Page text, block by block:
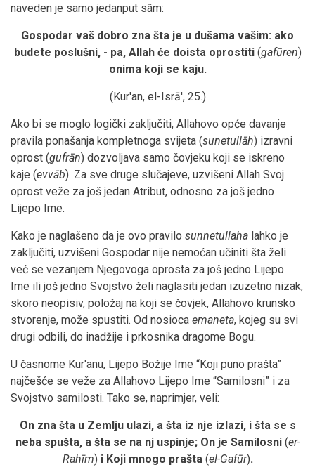
naveden je samo jedanput sâm:
Gospodar vaš dobro zna šta je u dušama vašim: ako
budete poslušni, - pa, Allah će doista oprostiti(gafūren)
onima koji se kaju.
(Kur'an, el-Isrā', 25.)
Ako bi se moglo logički zaključiti, Allahovo opće davanje
pravila ponašanja kompletnoga svijeta (sunetullāh) izravni
oprost (gufrān) dozvoljava samo čovjeku koji se iskreno
kaje (evvāb). Za sve druge slučajeve, uzvišeni Allah Svoj
oprost veže za još jedan Atribut, odnosno za još jedno
Lijepo Ime.
Kako je naglašeno da je ovo pravilo sunnetullaha lahko je
zaključiti, uzvišeni Gospodar nije nemoćan učiniti šta želi
već se vezanjem Njegovoga oprosta za još jedno Lijepo
Ime ili još jedno Svojstvo želi naglasiti jedan izuzetno nizak,
skoro neopisiv, položaj na koji se čovjek, Allahovo krunsko
stvorenje, može spustiti. Od nosioca emaneta, kojeg su svi
drugi odbili, do inadžije i prkosnika dragome Bogu.
U časnome Kur'anu, Lijepo Božije Ime “Koji puno prašta”
najčešće se veže za Allahovo Lijepo Ime “Samilosni” i za
Svojstvo samilosti. Tako se, naprimjer, veli:
On zna šta u Zemlju ulazi, a šta iz nje izlazi, i šta se s
neba spušta, a šta se na nj uspinje; On je Samilosni(er-
Rahīm)i Koji mnogo prašta (el-Gafūr).